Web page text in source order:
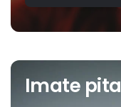
Imate